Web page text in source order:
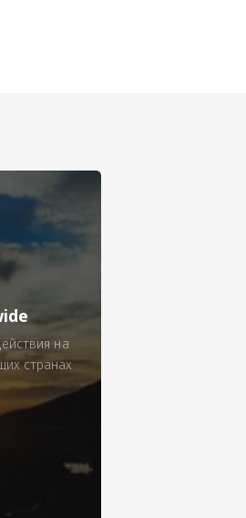
в смену.